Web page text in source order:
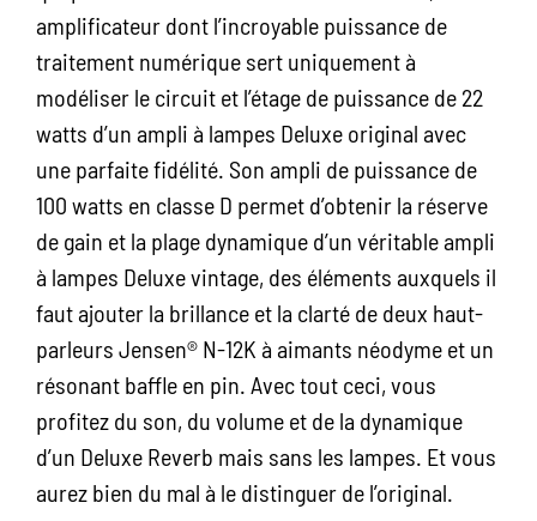
amplificateur dont l’incroyable puissance de
traitement numérique sert uniquement à
modéliser le circuit et l’étage de puissance de 22
watts d’un ampli à lampes Deluxe original avec
une parfaite fidélité. Son ampli de puissance de
100 watts en classe D permet d’obtenir la réserve
de gain et la plage dynamique d’un véritable ampli
à lampes Deluxe vintage, des éléments auxquels il
faut ajouter la brillance et la clarté de deux haut-
parleurs Jensen® N-12K à aimants néodyme et un
résonant baffle en pin. Avec tout ceci, vous
profitez du son, du volume et de la dynamique
d’un Deluxe Reverb mais sans les lampes. Et vous
aurez bien du mal à le distinguer de l’original.